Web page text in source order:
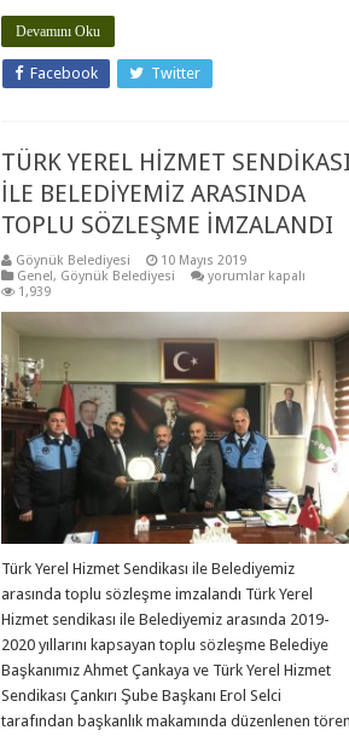
Devamını Oku
Facebook Twitter
TÜRK YEREL HİZMET SENDİKASI
İLE BELEDİYEMİZ ARASINDA
TOPLU SÖZLEŞME İMZALANDI
Göynük Belediyesi
10 Mayıs 2019
Genel, Göynük Belediyesi
TÜRK
İLE
ARASINDA
TOPLU
SÖZLEŞME
İMZALANDI
için
yorumlar kapalı
1,939
Türk Yerel Hizmet Sendikası ile Belediyemiz
arasında toplu sözleşme imzalandı Türk Yerel
Hizmet sendikası ile Belediyemiz arasında 2019-
2020 yıllarını kapsayan toplu sözleşme Belediye
Başkanımız Ahmet Çankaya ve Türk Yerel Hizmet
Sendikası Çankırı Şube Başkanı Erol Selci
tarafından başkanlık makamında düzenlenen tören